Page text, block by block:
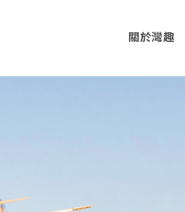
關於灣趣